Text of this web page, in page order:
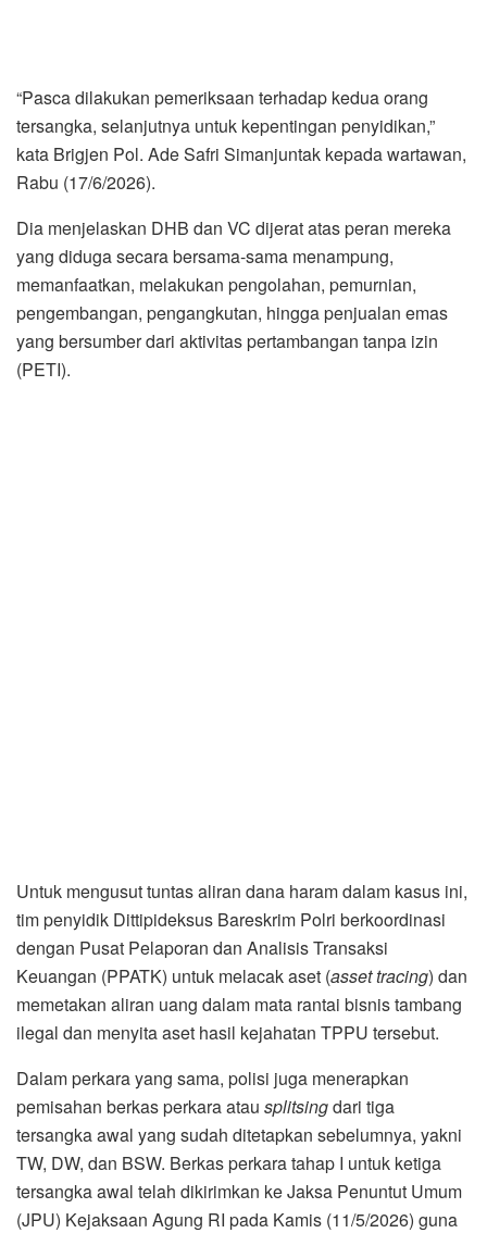
“Pasca dilakukan pemeriksaan terhadap kedua orang
tersangka, selanjutnya untuk kepentingan penyidikan,”
kata Brigjen Pol. Ade Safri Simanjuntak kepada wartawan,
Rabu (17/6/2026).
Dia menjelaskan DHB dan VC dijerat atas peran mereka
yang diduga secara bersama-sama menampung,
memanfaatkan, melakukan pengolahan, pemurnian,
pengembangan, pengangkutan, hingga penjualan emas
yang bersumber dari aktivitas pertambangan tanpa izin
(PETI).
Untuk mengusut tuntas aliran dana haram dalam kasus ini,
tim penyidik Dittipideksus Bareskrim Polri berkoordinasi
dengan Pusat Pelaporan dan Analisis Transaksi
Keuangan (PPATK) untuk melacak aset (asset tracing) dan
memetakan aliran uang dalam mata rantai bisnis tambang
ilegal dan menyita aset hasil kejahatan TPPU tersebut.
Dalam perkara yang sama, polisi juga menerapkan
pemisahan berkas perkara atau splitsingdari tiga
tersangka awal yang sudah ditetapkan sebelumnya, yakni
TW, DW, dan BSW. Berkas perkara tahap I untuk ketiga
tersangka awal telah dikirimkan ke Jaksa Penuntut Umum
(JPU) Kejaksaan Agung RI pada Kamis (11/5/2026) guna